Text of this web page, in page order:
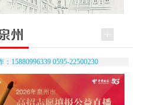
：15880996339 0595-22500230